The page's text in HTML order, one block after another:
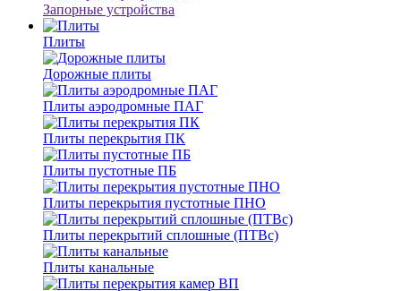
Запорные устройства
Плиты
Дорожные плиты
Плиты аэродромные ПАГ
Плиты перекрытия ПК
Плиты пустотные ПБ
Плиты перекрытия пустотные ПНО
Плиты перекрытий сплошные (ПТВс)
Плиты канальные